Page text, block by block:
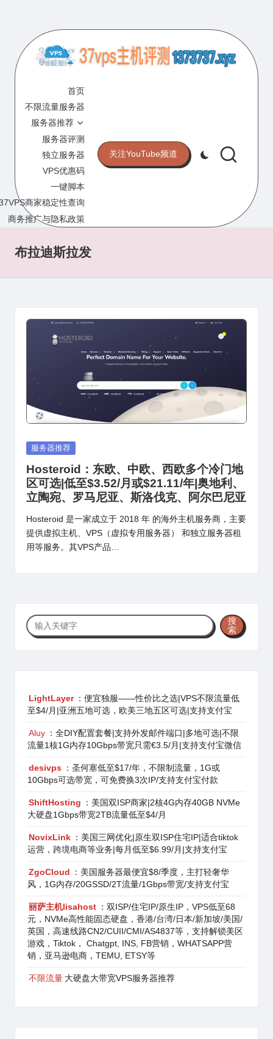
content
7
V
P
S
主
机
评
测
的
VPS
网
站
首页
不限流量服务器
服务器推荐
服务器评测
独立服务器
VPS优惠码
一键脚本
商家稳定性查询
商务推广与隐私政策
关注YouTube频道
布拉迪斯拉发
Posted
服务器推荐
Hosteroid：东欧、中欧、西欧多个冷门地
区可选|低至$3.52/月或$21.11/年|奥地利、
立陶宛、罗马尼亚、斯洛伐克、阿尔巴尼亚
Hosteroid 是一家成立于 2018 年 的海外主机服务商，主要
提供虚拟主机、VPS（虚拟专用服务器） 和独立服务器租
用等服务。其VPS产品…
搜
索
搜
索
LightLayer ：便宜独服——性价比之选|VPS不限流量低
至$4/月|亚洲五地可选，欧美三地五区可选|支持支付宝
Aluy ：全DIY配置套餐|支持外发邮件端口|多地可选|不限
流量1核1G内存10Gbps带宽只需€3.5/月|支持支付宝微信
desivps
：圣何塞低至$17/年，不限制流量，1G或
10Gbps可选带宽，可免费换3次IP/支持支付宝付款
ShiftHosting
：美国双ISP商家|2核4G内存40GB NVMe
大硬盘1Gbps带宽2TB流量低至$4/月
NovixLink ：美国三网优化|原生双ISP住宅IP|适合tiktok
运营，跨境电商等业务|每月低至$6.99/月|支持支付宝
ZgoCloud
：美国服务器最便宜$8/季度，主打轻奢华
风，1G内存/20GSSD/2T流量/1Gbps带宽/支持支付宝
丽萨主机lisahost ：双ISP/住宅IP/原生IP，VPS低至68
元，NVMe高性能固态硬盘，香港/台湾/日本/新加坡/美国/
英国，高速线路CN2/CUII/CMI/AS4837等，支持解锁美区
游戏，Tiktok， Chatgpt, INS, FB营销，WHATSAPP营
销，亚马逊电商，TEMU, ETSY等
不限流量 大硬盘大带宽VPS服务器推荐